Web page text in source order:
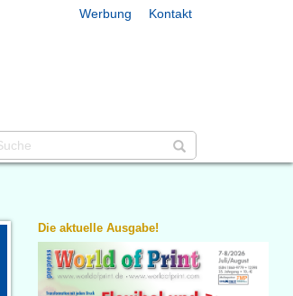
Werbung Kontakt
Die aktuelle Ausgabe!